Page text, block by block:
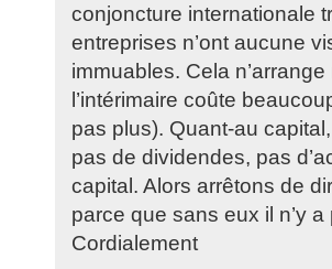
conjoncture internationale
entreprises n’ont aucune
immuables. Cela
l’intérimaire coûte
pas plus). Quant-au
pas de dividendes, pas
capital. Alors arrêtons de
parce que sans eux il n’y
Cordialement